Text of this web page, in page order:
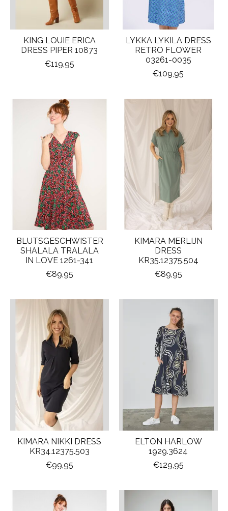
KING LOUIE ERICA
DRESS PIPER 10873
€119,95
LYKKA LYKILA DRESS
RETRO FLOWER
03261-0035
€109,95
BLUTSGESCHWISTER
SHALALA TRALALA
IN LOVE 1261-341
€89,95
KIMARA MERLIJN
DRESS
KR35.12375.504
€89,95
KIMARA NIKKI DRESS
KR34.12375.503
€99,95
ELTON HARLOW
1929.3624
€129,95